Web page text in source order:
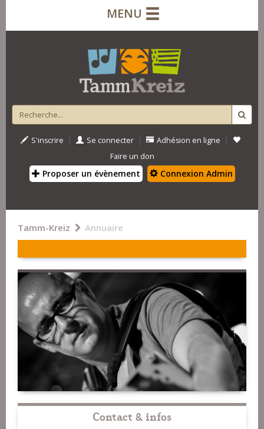
MENU
S'inscrire | Se connecter | Adhésion en ligne |
Faire un don
Proposer un évènement Connexion Admin
Tamm-Kreiz Annuaire
Contact & infos